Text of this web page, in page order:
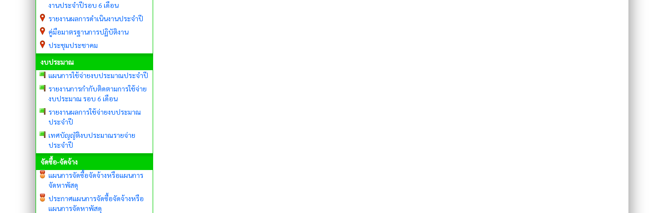
งานประจำปีรอบ 6 เดือน
รายงานผลการดำเนินงานประจำปี
คู่มือมาตรฐานการปฏิบัติงาน
ประชุมประชาคม
งบประมาณ
แผนการใช้จ่ายงบประมาณประจำปี
รายงานการกำกับติดตามการใช้จ่าย
งบประมาณ รอบ 6 เดือน
รายงานผลการใช้จ่ายงบประมาณ
ประจำปี
เทศบัญญัติงบประมาณรายจ่าย
ประจำปี
จัดซื้อ-จัดจ้าง
แผนการจัดซื้อจัดจ้างหรือแผนการ
จัดหาพัสดุ
ประกาศแผนการจัดซื้อจัดจ้างหรือ
แผนการจัดหาพัสดุ